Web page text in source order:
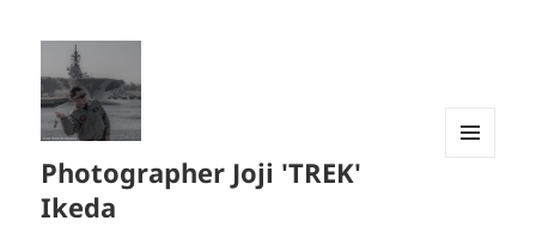
Photographer Joji 'TREK'
Ikeda